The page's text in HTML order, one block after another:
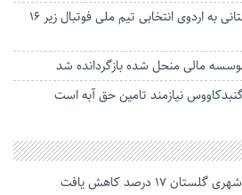
دعوت از ۴ فوتبالیست گلستانی به اردوی انتخابی تیم ملی فوتبال زیر ١۶
نیازمند تامین حق آبه است
۱۷ درصد کاهش یافت